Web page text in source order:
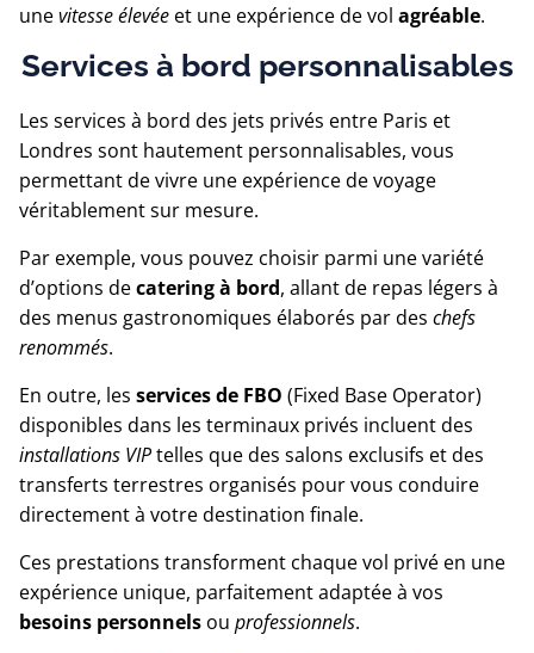
unevitesse élevée et une expérience de vol agréable.
Services à bord personnalisables
Les services à bord des jets privés entre Paris et
Londres sont hautement personnalisables, vous
permettant de vivre une expérience de voyage
véritablement sur mesure.
Par exemple, vous pouvez choisir parmi une variété
d’options decatering à bord, allant de repas légers à
des menus gastronomiques élaborés par des chefs
renommés.
En outre, les services de FBO (Fixed Base Operator)
disponibles dans les terminaux privés incluent des
installations VIPtelles que des salons exclusifs et des
transferts terrestres organisés pour vous conduire
directement à votre destination finale.
Ces prestations transforment chaque vol privé en une
expérience unique, parfaitement adaptée à vos
besoins personnels ou professionnels.